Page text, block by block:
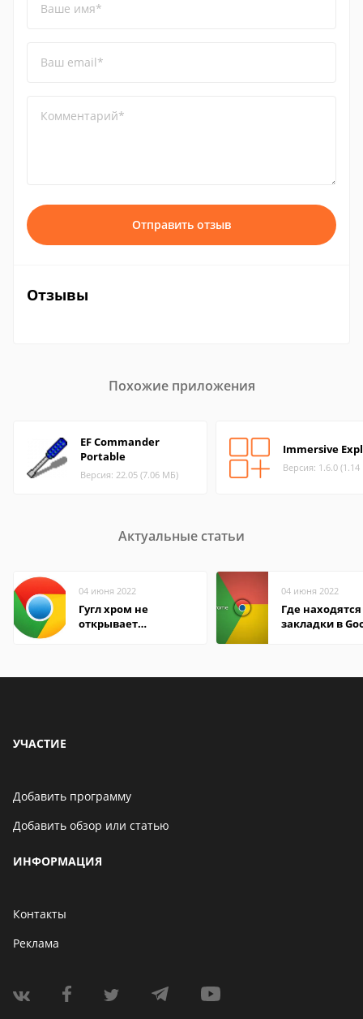
Ваше имя*
Ваш email*
Комментарий*
Отправить отзыв
Отзывы
Похожие приложения
EF Commander
Portable
Версия: 22.05 (7.06 МБ)
Immersive
Версия: 1.6.0
Актуальные статьи
04 июня 2022
Гугл хром не
открывает
04 июня 2022
Где находятся
закладки в
УЧАСТИЕ
Добавить программу
Добавить обзор или статью
ИНФОРМАЦИЯ
Контакты
Реклама